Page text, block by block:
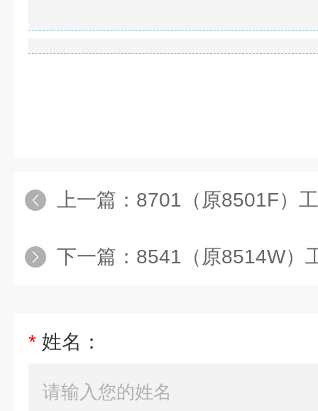
上一篇： 8701（原8501F）工业
下一篇： 8541（原8514W）
* 姓名：